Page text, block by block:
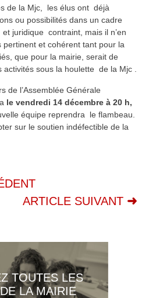
de la Mjc, les élus ont déjà
ou possibilités dans un cadre
juridique contraint, mais il n’en
pertinent et cohérent tant pour la
que pour la mairie, serait de
sous la houlette de la Mjc .
de l’Assemblée Générale
le vendredi 14 décembre à 20 h,
équipe reprendra le flambeau.
sur le soutien indéfectible de la
ARTICLE SUIVANT
TOUTES LES
LA MAIRIE